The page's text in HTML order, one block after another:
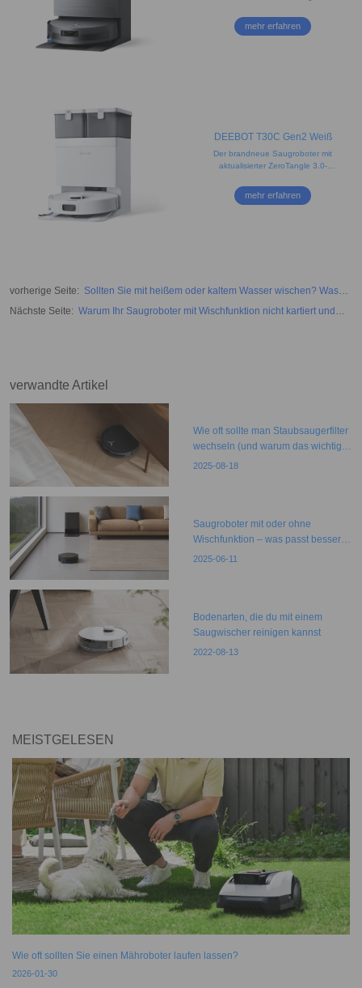
mehr erfahren
DEEBOT T30C Gen2 Weiß
Der brandneue Saugroboter mit
aktualisierter ZeroTangle 3.0-
mehr erfahren
vorherige Seite: Sollten Sie mit heißem oder kaltem Wasser wischen? Was
funktioniert am besten?
Nächste Seite: Warum Ihr Saugroboter mit Wischfunktion nicht kartiert und
verwandte Artikel
Wie oft sollte man Staubsaugerfilter
wechseln (und warum das wichtig
ist)
2025-08-18
Saugroboter mit oder ohne
Wischfunktion – was passt besser
zu Ihnen?
2025-06-11
Bodenarten, die du mit einem
Saugwischer reinigen kannst
2022-08-13
MEISTGELESEN
Wie oft sollten Sie einen Mähroboter laufen lassen?
2026-01-30